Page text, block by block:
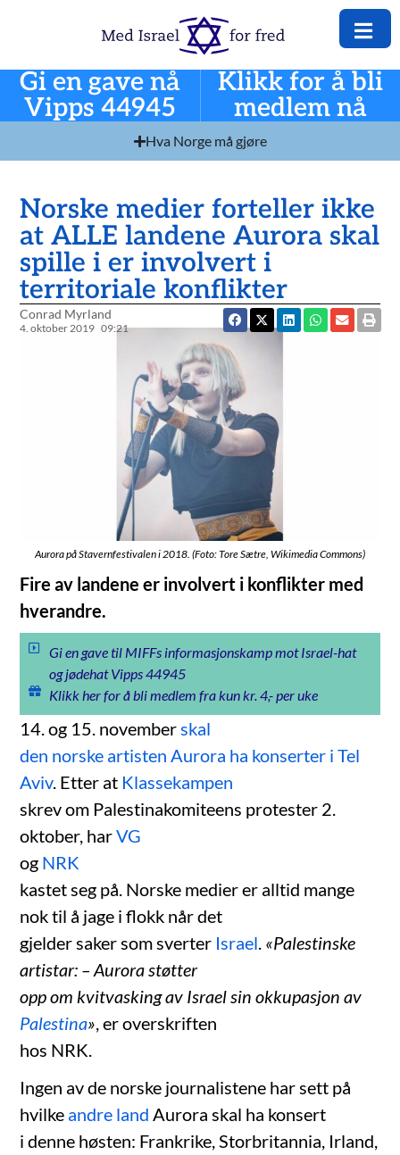
Gi en gave nå
Vipps 44945
Klikk for å bli
medlem nå
Hva Norge må gjøre
Norske medier forteller ikke
at ALLE landene Aurora skal
spille i er involvert i
territoriale konflikter
Conrad Myrland
4. oktober 2019 09:21
Aurora på Stavernfestivalen i 2018. (Foto: Tore Sætre, Wikimedia Commons)
Fire av landene er involvert i konflikter med
hverandre.
Gi en gave til MIFFs informasjonskamp mot Israel-hat
og jødehat Vipps 44945
Klikk her for å bli medlem fra kun kr. 4,- per uke
14. og 15. novemberskal
den norske artisten Aurora ha konserter i Tel
Aviv. Etter at Klassekampen
skrev om Palestinakomiteens protester 2.
oktober, harVG
og NRK
kastet seg på. Norske medier er alltid mange
nok til å jage i flokk når det
gjelder saker som sverter Israel. «Palestinske
artistar: – Aurora støtter
opp om kvitvasking av Israel sin okkupasjon av
Palestina», er overskriften
hos NRK.
Ingen av de norske journalistene har sett på
hvilke andre land Aurora skal ha konsert
i denne høsten: Frankrike, Storbritannia, Irland,